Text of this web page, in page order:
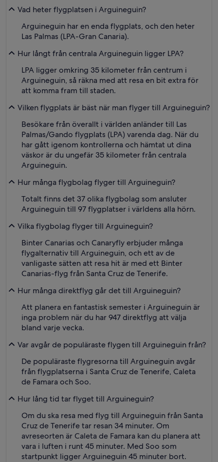
Vad heter flygplatsen i Arguineguin?
Arguineguin har en enda flygplats, och den heter
Las Palmas (LPA-Gran Canaria).
Hur långt från centrala Arguineguin ligger LPA?
LPA ligger omkring 35 kilometer från centrum i
Arguineguin, så räkna med att resa en bit extra för
att komma fram till staden.
Vilken flygplats är bäst när man flyger till Arguineguin?
Besökare från överallt i världen anländer till Las
Palmas/Gando flygplats (LPA) varenda dag. När du
har gått igenom kontrollerna och hämtat ut dina
väskor är du ungefär 35 kilometer från centrala
Arguineguin.
Hur många flygbolag flyger till Arguineguin?
Totalt finns det 37 olika flygbolag som ansluter
Arguineguin till 97 flygplatser i världens alla hörn.
Vilka flygbolag flyger till Arguineguin?
Binter Canarias och Canaryfly erbjuder många
flygalternativ till Arguineguin, och ett av de
vanligaste sätten att resa hit är med ett Binter
Canarias-flyg från Santa Cruz de Tenerife.
Hur många direktflyg går det till Arguineguin?
Att planera en fantastisk semester i Arguineguin är
inga problem när du har 947 direktflyg att välja
bland varje vecka.
Var avgår de populäraste flygen till Arguineguin från?
De populäraste flygresorna till Arguineguin avgår
från flygplatserna i Santa Cruz de Tenerife, Caleta
de Famara och Soo.
Hur lång tid tar flyget till Arguineguin?
Om du ska resa med flyg till Arguineguin från Santa
Cruz de Tenerife tar resan 34 minuter. Om
avreseorten är Caleta de Famara kan du planera att
vara i luften i runt 45 minuter. Med Soo som
startpunkt ligger Arguineguin 45 minuter bort.